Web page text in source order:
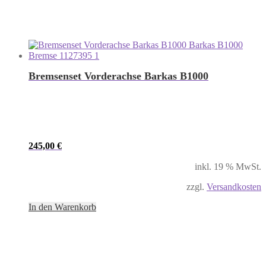
Bremsenset Vorderachse Barkas B1000
245,00 €
inkl. 19 % MwSt.
zzgl. Versandkosten
In den Warenkorb